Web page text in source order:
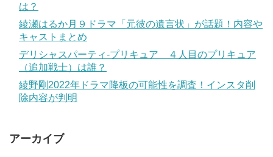
は？
綾瀬はるか月９ドラマ「元彼の遺言状」が話題！内容や
キャストまとめ
デリシャスパーティ-プリキュア ４人目のプリキュア
（追加戦士）は誰？
綾野剛2022年ドラマ降板の可能性を調査！インスタ削
除内容が判明
アーカイブ